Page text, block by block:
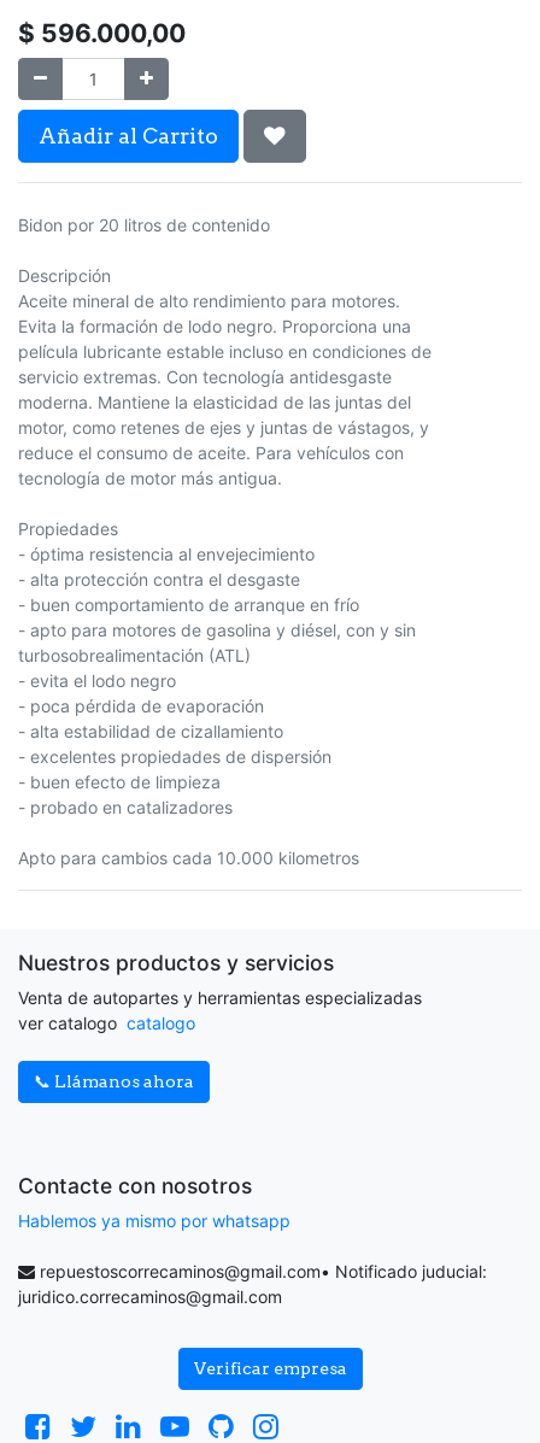
$ 596.000,00
Añadir al Carrito
Bidon por 20 litros de contenido
Descripción
Aceite mineral de alto rendimiento para motores.
Evita la formación de lodo negro. Proporciona una
película lubricante estable incluso en condiciones de
servicio extremas. Con tecnología antidesgaste
moderna. Mantiene la elasticidad de las juntas del
motor, como retenes de ejes y juntas de vástagos, y
reduce el consumo de aceite. Para vehículos con
tecnología de motor más antigua.
Propiedades
- óptima resistencia al envejecimiento
- alta protección contra el desgaste
- buen comportamiento de arranque en frío
- apto para motores de gasolina y diésel, con y sin
turbosobrealimentación (ATL)
- evita el lodo negro
- poca pérdida de evaporación
- alta estabilidad de cizallamiento
- excelentes propiedades de dispersión
- buen efecto de limpieza
- probado en catalizadores
Apto para cambios cada 10.000 kilometros
Nuestros productos y servicios
Venta de autopartes y herramientas especializadas
ver catalogo catalogo
📞 Llámanos ahora
Contacte con nosotros
Hablemos ya mismo por whatsapp
repuestoscorrecaminos@gmail.com• Notificado juducial:
juridico.correcaminos@gmail.com
Verificar empresa